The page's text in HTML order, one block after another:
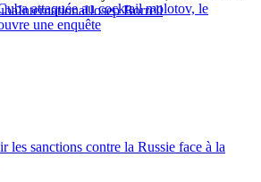
attaquée au cocktail molotov, le
une enquête
InternationalJosep Borrell
les sanctions contre la Russie face à la